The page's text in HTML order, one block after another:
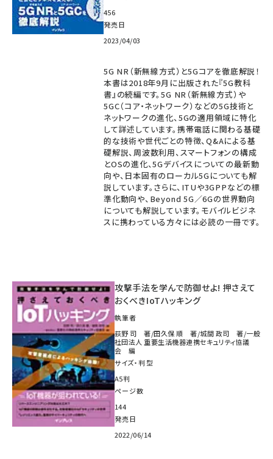
456
発売日
2023/04/03
5G NR（新無線方式）と5Gコアを徹底解説！
本書は2018年9月に出版された『5G教科
書』の続編です。5G NR（新無線方式）や
5GC（コア・ネットワーク）などの5G技術と
ネットワークの進化、5Gの適用領域に特化
して詳述しています。携帯電話に関わる基礎
的な技術や世代ごとの特徴、Q&Aによる基
礎解説、周波数利用、スマートフォンの構成
とOSの進化、5Gデバイスについての最新動
向や、日本固有のローカル5Gについても解
説しています。さらに、ITUや3GPPなどの標
準化動向や、Beyond 5G／6Gの世界動向
についても解説しています。モバイルビジネ
スに携わっている方々には必読の一冊です。
攻撃手法を学んで防御せよ! 押さえて
おくべきIoTハッキング
執筆者
荻野 司 著/田久保 順 著/城間 政司 著/一般
社団法人 重要生活機器連携セキュリティ協議
会 編
サイズ・判型
A5判
ページ数
144
発売日
2022/06/14